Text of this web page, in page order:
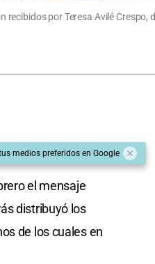
por Teresa Avilé Crespo,
medios preferidos en Google
el mensaje
distribuyó los
de los cuales en